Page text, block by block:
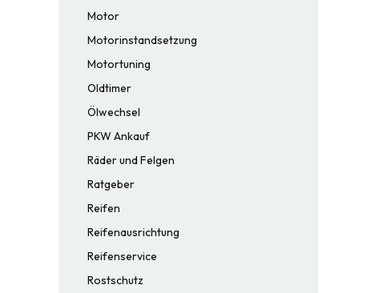
Motor
Motorinstandsetzung
Motortuning
Oldtimer
Ölwechsel
PKW Ankauf
Räder und Felgen
Ratgeber
Reifen
Reifenausrichtung
Reifenservice
Rostschutz